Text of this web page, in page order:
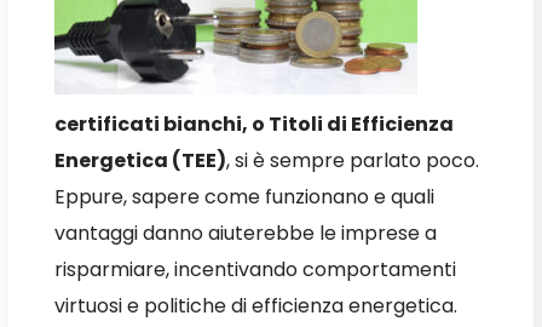
certificati bianchi, o Titoli di Efficienza
Energetica (TEE), si è sempre parlato poco.
Eppure, sapere come funzionano e quali
vantaggi danno aiuterebbe le imprese a
risparmiare, incentivando comportamenti
virtuosi e politiche di efficienza energetica.